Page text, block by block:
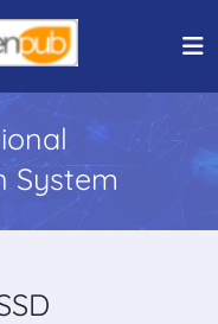
System